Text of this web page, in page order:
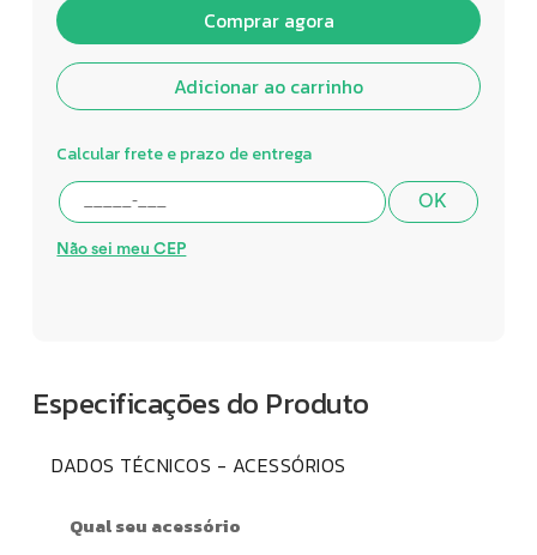
Comprar agora
Adicionar ao carrinho
Calcular frete e prazo de entrega
OK
Não sei meu CEP
Especificações do Produto
DADOS TÉCNICOS - ACESSÓRIOS
Qual seu acessório